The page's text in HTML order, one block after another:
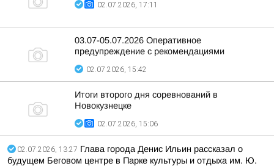
02.07.2026, 17:11
03.07-05.07.2026 Оперативное
предупреждение с рекомендациями
02.07.2026, 15:42
Итоги второго дня соревнований в
Новокузнецке
02.07.2026, 15:06
02.07.2026, 13:27 Глава города Денис Ильин рассказал о
будущем Беговом центре в Парке культуры и отдыха им. Ю.